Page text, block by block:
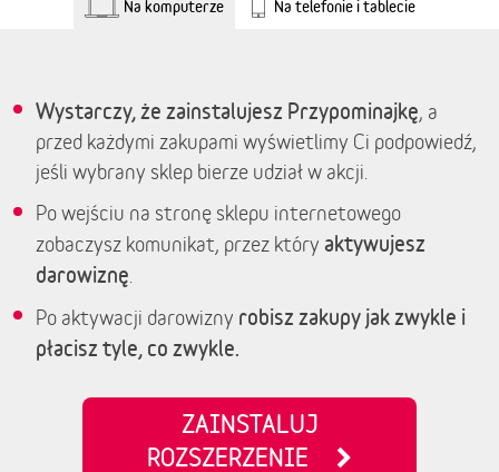
Na komputerze Na telefonie i tablecie
Wystarczy, że zainstalujesz Przypominajkę, a
przed każdymi zakupami wyświetlimy Ci podpowiedź,
jeśli wybrany sklep bierze udział w akcji.
Po wejściu na stronę sklepu internetowego
zobaczysz komunikat, przez który aktywujesz
darowiznę
Po aktywacji darowizny robisz zakupy jak zwykle i
płacisz tyle, co zwykle.
ZAINSTALUJ
ROZSZERZENIE